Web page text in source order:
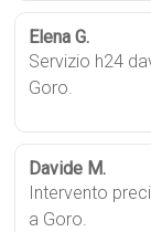
Elena G.
Servizio h24
Goro.
Davide M.
Intervento
a Goro.